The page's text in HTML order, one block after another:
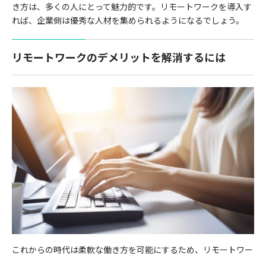
き方は、多くの人にとって魅力的です。リモートワークを導入す
れば、企業側は優秀な人材を集められるようになるでしょう。
リモートワークのデメリットを解消するには
これからの時代は柔軟な働き方を可能にするため、リモートワー